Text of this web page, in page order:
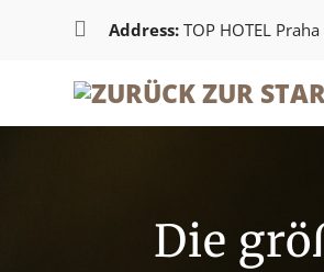
 Address:TOP HOTEL
Die